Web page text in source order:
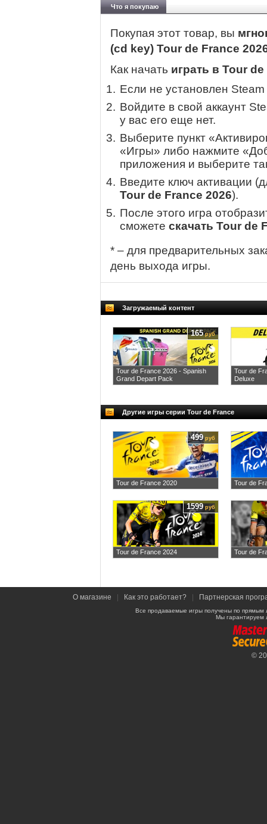
Что я покупаю
Покупая этот товар, вы
(cd key) Tour de France
Как начать играть в Tour
Если не установлен
Войдите в свой аккаунт
у вас его еще нет.
Выберите пункт
«Игры» либо нажмите
приложения и выберите
Введите ключ активации
Tour de France 2026).
После этого игра
сможете скачать Tour de
* – для предварительных
день выхода игры.
Загружаемый контент
Tour de France 2026 - Spanish
Grand Depart Pack
165руб
Tour de
Deluxe
Другие игры серии Tour de France
Tour de France 2020
499руб
Tour de
Tour de France 2024
1599 руб
Tour de
О магазине Как это работает? Партнерская
Все продаваемые игры получены по
Мы гарантируем
©